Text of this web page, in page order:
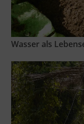
Wasser als